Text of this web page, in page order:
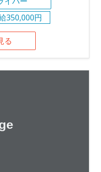
350,000円
る